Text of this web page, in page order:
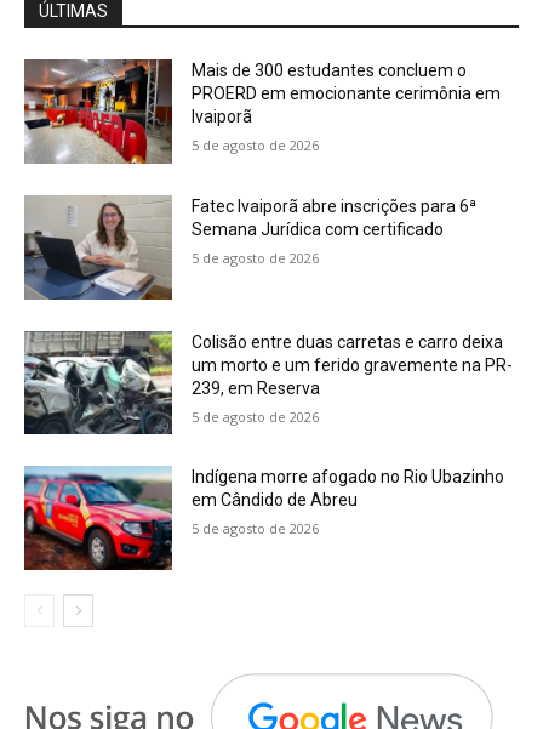
ÚLTIMAS
Mais de 300 estudantes concluem o
PROERD em emocionante cerimônia em
Ivaiporã
5 de agosto de 2026
Fatec Ivaiporã abre inscrições para 6ª
Semana Jurídica com certificado
5 de agosto de 2026
Colisão entre duas carretas e carro deixa
um morto e um ferido gravemente na PR-
239, em Reserva
5 de agosto de 2026
Indígena morre afogado no Rio Ubazinho
em Cândido de Abreu
5 de agosto de 2026